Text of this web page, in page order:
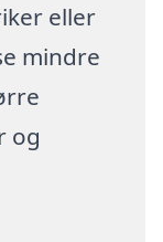
eller
mindre
og